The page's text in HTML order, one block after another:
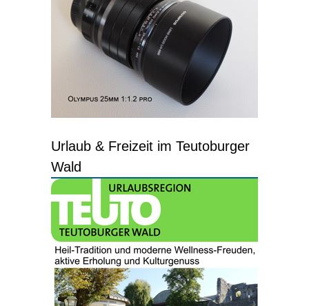
Urlaub & Freizeit im Teutoburger
Wald